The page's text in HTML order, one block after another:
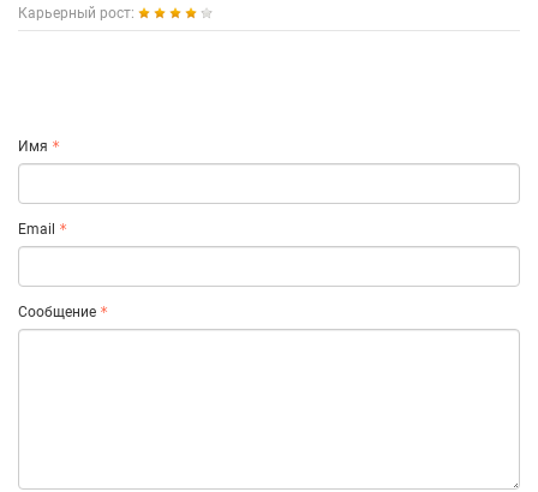
Карьерный рост:
Имя
Email
Сообщение